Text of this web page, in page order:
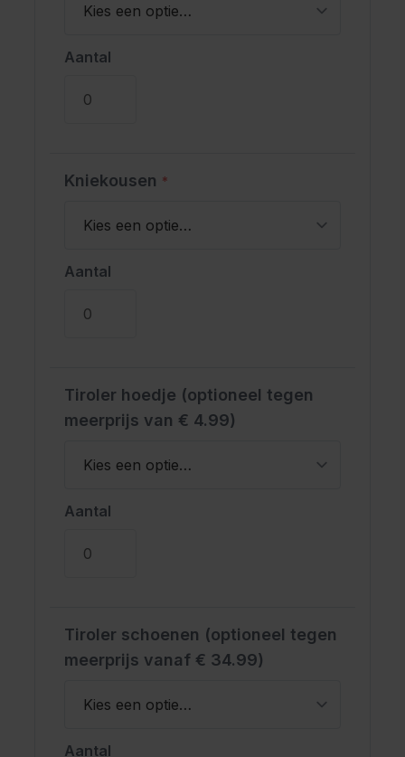
Aantal
Kniekousen *
Aantal
Tiroler hoedje (optioneel tegen
meerprijs van € 4.99)
Aantal
Tiroler schoenen (optioneel tegen
meerprijs vanaf € 34.99)
Aantal